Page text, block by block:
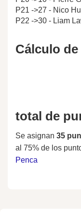
P21 ->27 - Nico
P22 ->30 - Liam
Cálculo
total de
Se asignan 35
al 75% de los
Penca